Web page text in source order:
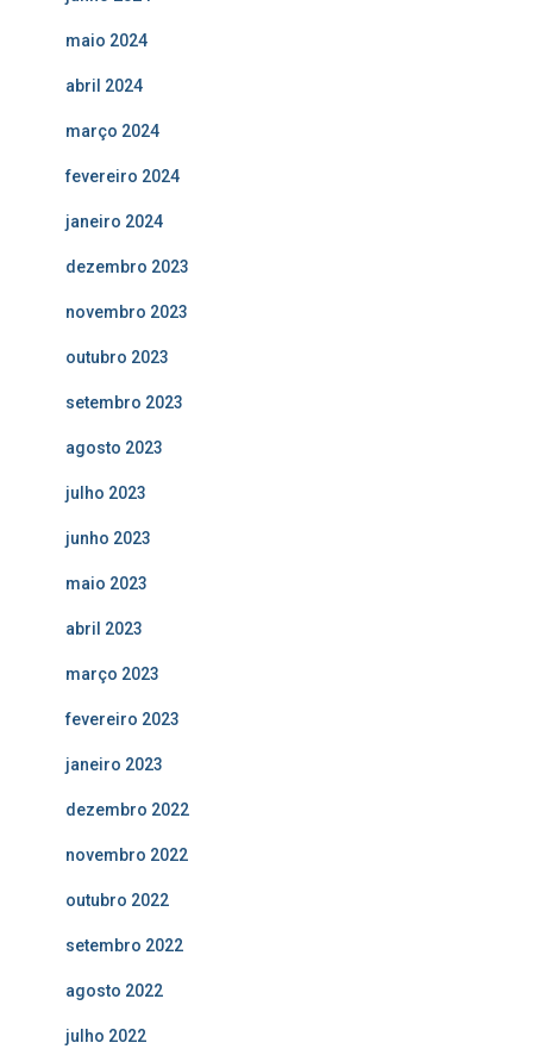
maio 2024
abril 2024
março 2024
fevereiro 2024
janeiro 2024
dezembro 2023
novembro 2023
outubro 2023
setembro 2023
agosto 2023
julho 2023
junho 2023
maio 2023
abril 2023
março 2023
fevereiro 2023
janeiro 2023
dezembro 2022
novembro 2022
outubro 2022
setembro 2022
agosto 2022
julho 2022